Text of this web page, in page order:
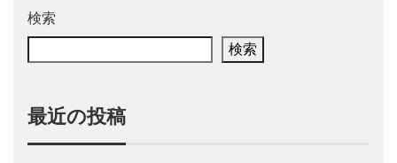
検索
検索
最近の投稿